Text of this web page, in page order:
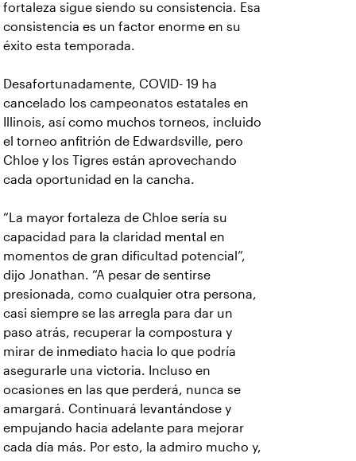
fortaleza sigue siendo su consistencia. Esa
consistencia es un factor enorme en su
éxito esta temporada.
Desafortunadamente, COVID- 19 ha
cancelado los campeonatos estatales en
Illinois, así como muchos torneos, incluido
el torneo anfitrión de Edwardsville, pero
Chloe y los Tigres están aprovechando
cada oportunidad en la cancha.
“La mayor fortaleza de Chloe sería su
capacidad para la claridad mental en
momentos de gran dificultad potencial”,
dijo Jonathan. “A pesar de sentirse
presionada, como cualquier otra persona,
casi siempre se las arregla para dar un
paso atrás, recuperar la compostura y
mirar de inmediato hacia lo que podría
asegurarle una victoria. Incluso en
ocasiones en las que perderá, nunca se
amargará. Continuará levantándose y
empujando hacia adelante para mejorar
cada día más. Por esto, la admiro mucho y,